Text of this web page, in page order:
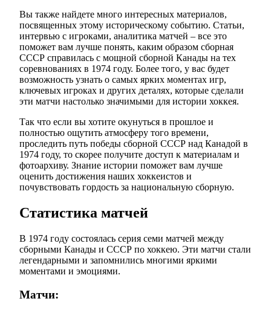
Вы также найдете много интересных материалов,
посвященных этому историческому событию. Статьи,
интервью с игроками, аналитика матчей – все это
поможет вам лучше понять, каким образом сборная
СССР справилась с мощной сборной Канады на тех
соревнованиях в 1974 году. Более того, у вас будет
возможность узнать о самых ярких моментах игр,
ключевых игроках и других деталях, которые сделали
эти матчи настолько значимыми для истории хоккея.
Так что если вы хотите окунуться в прошлое и
полностью ощутить атмосферу того времени,
проследить путь победы сборной СССР над Канадой в
1974 году, то скорее получите доступ к материалам и
фотоархиву. Знание истории поможет вам лучше
оценить достижения наших хоккеистов и
почувствовать гордость за национальную сборную.
Статистика матчей
В 1974 году состоялась серия семи матчей между
сборными Канады и СССР по хоккею. Эти матчи стали
легендарными и запомнились многими яркими
моментами и эмоциями.
Матчи: